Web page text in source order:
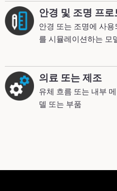
안경 및 조명 프로
안경 또는 조명에 사
를 시뮬레이션하는 모
의료 또는 제조
유체 흐름 또는 내부
델 또는 부품